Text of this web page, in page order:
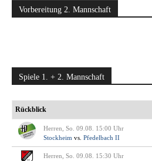
Vorbereitung 2. Mannschaft
Spiele 1. + 2. Mannschaft
Rückblick
Herren, So. 09.08. 15:00 Uhr
Stockheim vs. Pfedelbach II
Herren, So. 09.08. 15:30 Uhr